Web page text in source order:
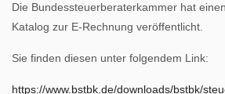
Die Bundessteuerberaterkammer hat
Katalog zur E-Rechnung veröffentlicht.
Sie finden diesen unter folgendem Link:
https://www.bstbk.de/downloads/bstbk/